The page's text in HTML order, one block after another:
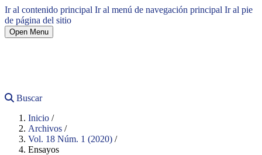
Ir al contenido principal Ir al menú de navegación principal Ir al pie
de página del sitio
Open Menu
Buscar
Inicio /
Archivos /
Vol. 18 Núm. 1 (2020) /
Ensayos